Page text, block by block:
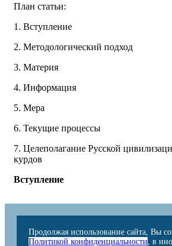
План статьи:
1. Вступление
2. Методологический подход
3. Материя
4. Информация
5. Мера
6. Текущие процессы
7. Целеполагание Русской
курдов
Вступление
Продолжая использование сайта, Вы
Политикой конфиденциальности , в